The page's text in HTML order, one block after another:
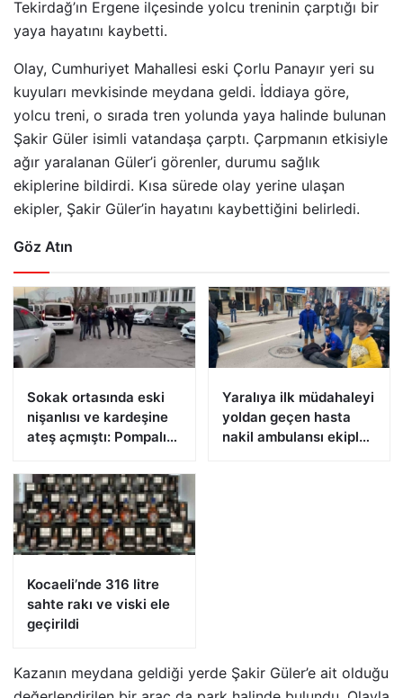
Tekirdağ’ın Ergene ilçesinde yolcu treninin çarptığı bir
yaya hayatını kaybetti.
Olay, Cumhuriyet Mahallesi eski Çorlu Panayır yeri su
kuyuları mevkisinde meydana geldi. İddiaya göre,
yolcu treni, o sırada tren yolunda yaya halinde bulunan
Şakir Güler isimli vatandaşa çarptı. Çarpmanın etkisiyle
ağır yaralanan Güler’i görenler, durumu sağlık
ekiplerine bildirdi. Kısa sürede olay yerine ulaşan
ekipler, Şakir Güler’in hayatını kaybettiğini belirledi.
Göz Atın
Sokak ortasında eski
nişanlısı ve kardeşine
ateş açmıştı: Pompalı
Yaralıya ilk müdahaleyi
yoldan geçen hasta
nakil ambulansı ekipleri
Kocaeli’nde 316 litre
sahte rakı ve viski ele
geçirildi
Kazanın meydana geldiği yerde Şakir Güler’e ait olduğu